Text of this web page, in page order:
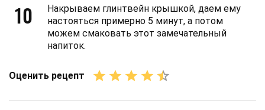
10
Накрываем глинтвейн крышкой, даем ему
настояться примерно 5 минут, а потом
можем смаковать этот замечательный
напиток.
Оценить рецепт